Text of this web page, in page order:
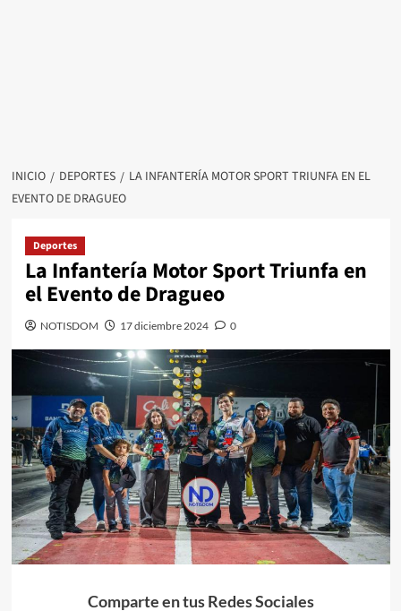
INICIO DEPORTES
LA INFANTERÍA MOTOR SPORT TRIUNFA EN EL
EVENTO DE DRAGUEO
Deportes
La Infantería Motor Sport Triunfa en
el Evento de Dragueo
NOTISDOM 17 diciembre 2024 0
Comparte en tus Redes Sociales